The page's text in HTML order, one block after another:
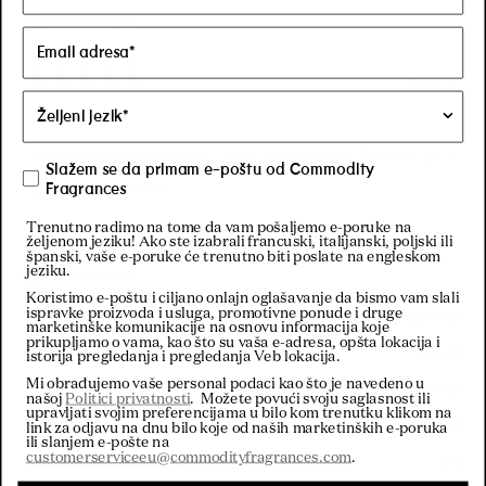
Rated
of
5
stars
4.6.26.
Fave
Never tire of this scent- in all intensities. Perfect and
good year-round
Andrea J.
Verified Buyer
Familiarity Expert/Collector
Preferences Sweet
Expectation I tried it in a Discovery kit
New Favorite Found
Recommendation
Slažem se da primam e-poštu od Commodity
Fragrances
Trenutno radimo na tome da vam pošaljemo e-poruke na
željenom jeziku! Ako ste izabrali francuski, italijanski, poljski ili
španski, vaše e-poruke će trenutno biti poslate na engleskom
jeziku.
Koristimo e-poštu i ciljano onlajn oglašavanje da bismo vam slali
ispravke proizvoda i usluga, promotivne ponude i druge
marketinške komunikacije na osnovu informacija koje
prikupljamo o vama, kao što su vaša e-adresa, opšta lokacija i
istorija pregledanja i pregledanja Veb lokacija.
Mi obrađujemo vaše personal podaci kao što je navedeno u
našoj Politici privatnosti. Možete povući svoju saglasnost ili
upravljati svojim preferencijama u bilo kom trenutku klikom na
link za odjavu na dnu bilo koje od naših marketinških e-poruka
ili slanjem e-pošte na
customerserviceeu@commodityfragrances.com.